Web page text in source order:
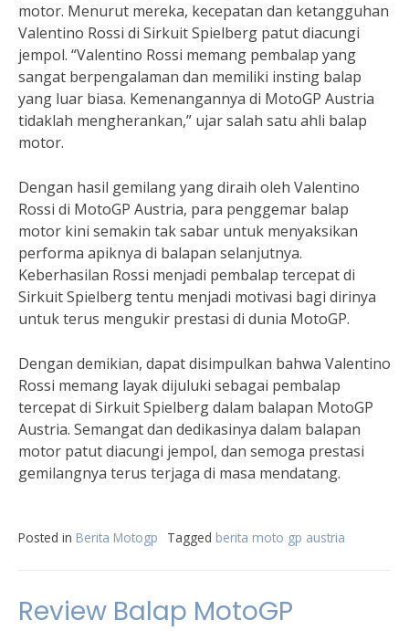
motor. Menurut mereka, kecepatan dan ketangguhan
Valentino Rossi di Sirkuit Spielberg patut diacungi
jempol. “Valentino Rossi memang pembalap yang
sangat berpengalaman dan memiliki insting balap
yang luar biasa. Kemenangannya di MotoGP Austria
tidaklah mengherankan,” ujar salah satu ahli balap
motor.
Dengan hasil gemilang yang diraih oleh Valentino
Rossi di MotoGP Austria, para penggemar balap
motor kini semakin tak sabar untuk menyaksikan
performa apiknya di balapan selanjutnya.
Keberhasilan Rossi menjadi pembalap tercepat di
Sirkuit Spielberg tentu menjadi motivasi bagi dirinya
untuk terus mengukir prestasi di dunia MotoGP.
Dengan demikian, dapat disimpulkan bahwa Valentino
Rossi memang layak dijuluki sebagai pembalap
tercepat di Sirkuit Spielberg dalam balapan MotoGP
Austria. Semangat dan dedikasinya dalam balapan
motor patut diacungi jempol, dan semoga prestasi
gemilangnya terus terjaga di masa mendatang.
Posted in Berita Motogp Tagged berita moto gp austria
Review Balap MotoGP